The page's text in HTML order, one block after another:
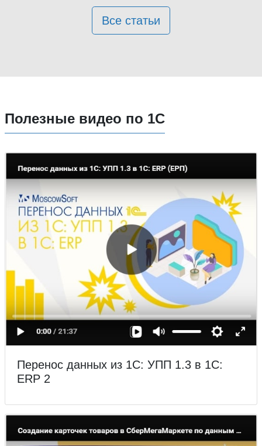
Все статьи
Полезные видео по 1С
Перенос данных из 1С: УПП 1.3 в 1С:
ERP 2